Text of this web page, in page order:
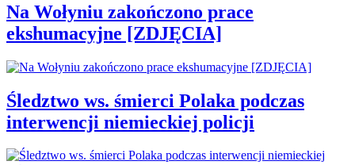
Na Wołyniu zakończono prace
ekshumacyjne [ZDJĘCIA]
Śledztwo ws. śmierci Polaka podczas
interwencji niemieckiej policji